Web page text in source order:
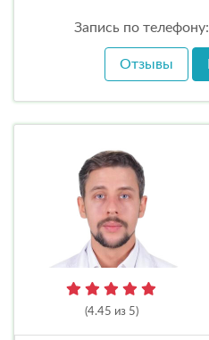
Запись по телефону:
Отзывы
(4.45 из 5)